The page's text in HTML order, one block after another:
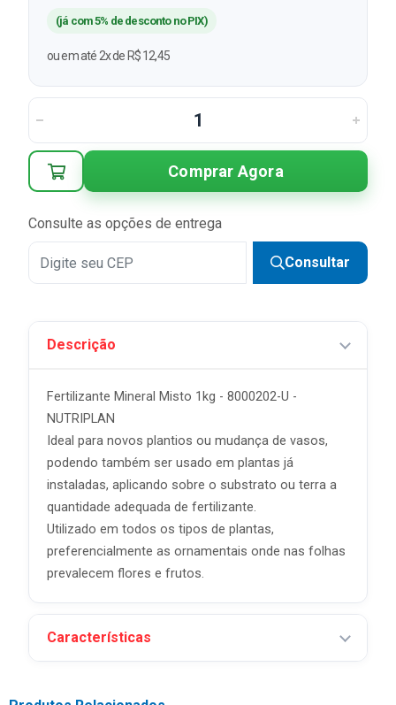
(já com 5% de desconto no PIX)
ou em até 2x de R$ 12,45
Comprar Agora
Consulte as opções de entrega
Consultar
Descrição
Fertilizante Mineral Misto 1kg - 8000202-U -
NUTRIPLAN
Ideal para novos plantios ou mudança de vasos,
podendo também ser usado em plantas já
instaladas, aplicando sobre o substrato ou terra a
quantidade adequada de fertilizante.
Utilizado em todos os tipos de plantas,
preferencialmente as ornamentais onde nas folhas
prevalecem flores e frutos.
Características